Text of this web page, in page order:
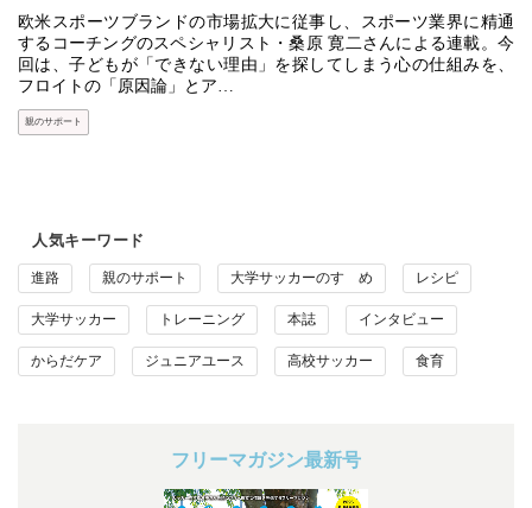
欧米スポーツブランドの市場拡大に従事し、スポーツ業界に精通
するコーチングのスペシャリスト・桑原 寛二さんによる連載。今
回は、子どもが「できない理由」を探してしまう心の仕組みを、
フロイトの「原因論」とア…
親のサポート
人気キーワード
進路 親のサポート 大学サッカーのすゝめ レシピ
大学サッカー トレーニング 本誌 インタビュー
からだケア ジュニアユース 高校サッカー 食育
フリーマガジン最新号